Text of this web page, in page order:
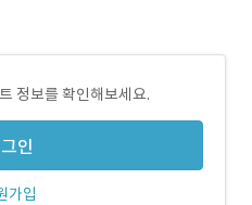
정보를 확인해보세요.
인
가입